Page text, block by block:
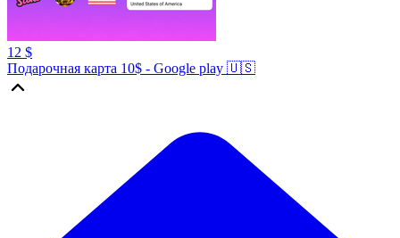
12 $
Подарочная карта 10$ - Google play 🇺🇸